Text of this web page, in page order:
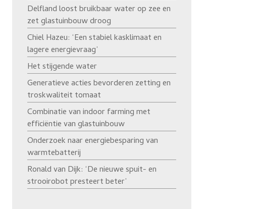
Delfland loost bruikbaar water op zee en
zet glastuinbouw droog
Chiel Hazeu: ‘Een stabiel kasklimaat en
lagere energievraag’
Het stijgende water
Generatieve acties bevorderen zetting en
troskwaliteit tomaat
Combinatie van indoor farming met
efficiëntie van glastuinbouw
Onderzoek naar energiebesparing van
warmtebatterij
Ronald van Dijk: ‘De nieuwe spuit- en
strooirobot presteert beter’